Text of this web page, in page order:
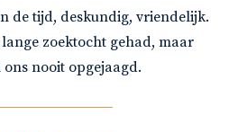
de tijd, deskundig, vriendelijk.
zoektocht gehad, maar
ons nooit opgejaagd.